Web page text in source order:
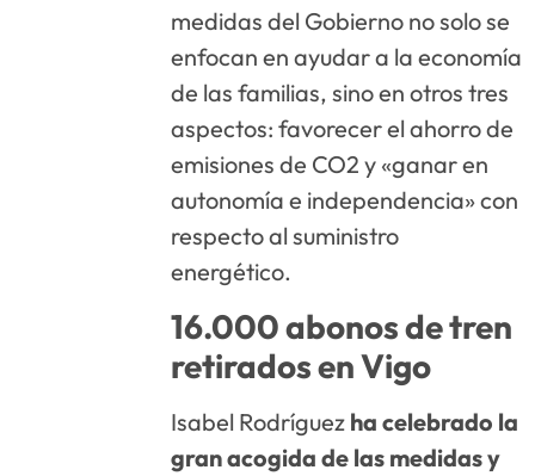
medidas del Gobierno no solo se
enfocan en ayudar a la economía
de las familias, sino en otros tres
aspectos: favorecer el ahorro de
emisiones de CO2 y «ganar en
autonomía e independencia» con
respecto al suministro
energético.
16.000 abonos de tren
retirados en Vigo
Isabel Rodríguez ha celebrado la
gran acogida de las medidas y